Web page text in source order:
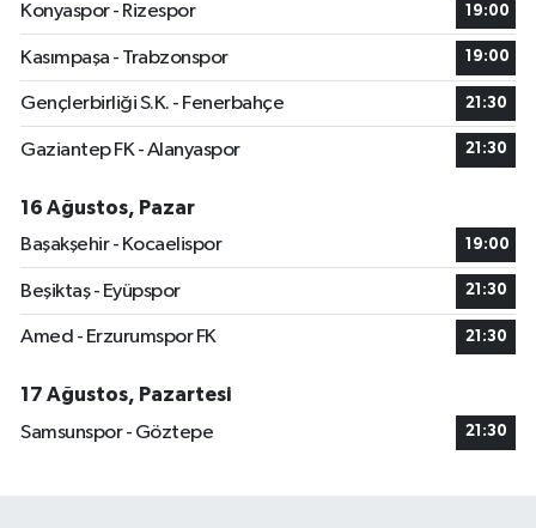
Konyaspor - Rizespor
19:00
Kasımpaşa - Trabzonspor 19:00
Gençlerbirliği S.K. - Fenerbahçe 21:30
Gaziantep FK - Alanyaspor 21:30
16 Ağustos, Pazar
Başakşehir - Kocaelispor
19:00
Beşiktaş - Eyüpspor 21:30
Amed - Erzurumspor FK 21:30
17 Ağustos, Pazartesi
Samsunspor - Göztepe
21:30